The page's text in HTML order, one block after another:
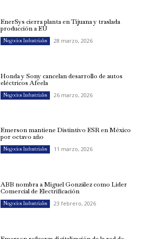
EnerSys cierra planta en Tijuana y traslada
producción a EU
Negocios Industriales 28 marzo, 2026
Honda y Sony cancelan desarrollo de autos
eléctricos Afeela
Negocios Industriales 26 marzo, 2026
Emerson mantiene Distintivo ESR en México
por octavo año
Negocios Industriales 11 marzo, 2026
ABB nombra a Miguel González como Líder
Comercial de Electrificación
Negocios Industriales 23 febrero, 2026